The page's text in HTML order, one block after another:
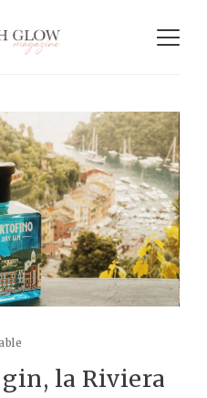
la Riviera